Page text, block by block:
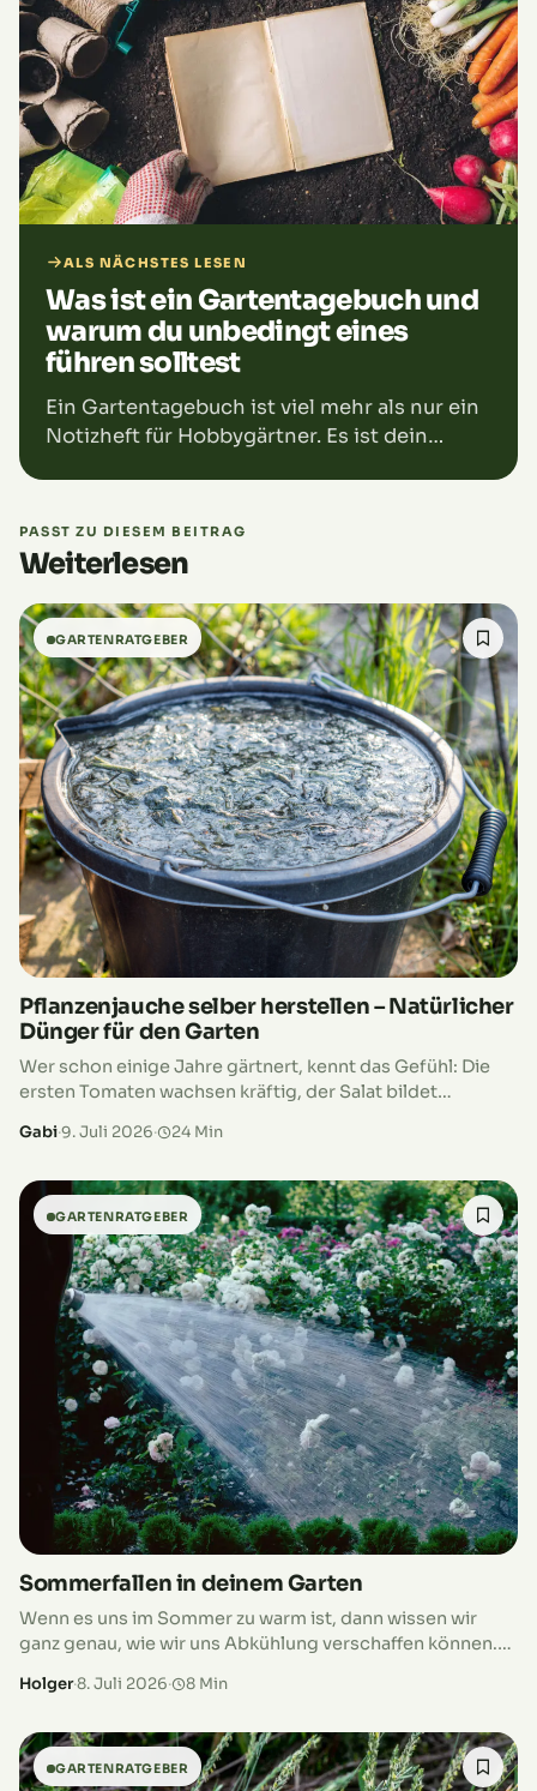
ALS NÄCHSTES LESEN
Was ist ein Gartentagebuch und
warum du unbedingt eines
führen solltest
Ein Gartentagebuch ist viel mehr als nur ein
Notizheft für Hobbygärtner. Es ist dein
im Frühling…
PASST ZU DIESEM BEITRAG
Weiterlesen
GARTENRATGEBER
Pflanzenjauche selber herstellen – Natürlicher
Dünger für den Garten
Wer schon einige Jahre gärtnert, kennt das Gefühl: Die
ersten Tomaten wachsen kräftig, der Salat bildet
regelrechten Wachstumsschub hin. Gleichzeitig steigt…
Gabi·9. Juli 2026· 24 Min
GARTENRATGEBER
Sommerfallen in deinem Garten
Wenn es uns im Sommer zu warm ist, dann wissen wir
ganz genau, wie wir uns Abkühlung verschaffen können.
Holger·8. Juli 2026· 8 Min
GARTENRATGEBER